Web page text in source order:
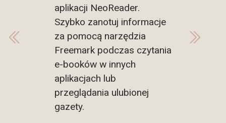
aplikacji NeoReader.
Szybko zanotuj informacje
za pomocą narzędzia
Freemark podczas czytania
e-booków w innych
aplikacjach lub
przeglądania ulubionej
gazety.
Poprzedni Następny